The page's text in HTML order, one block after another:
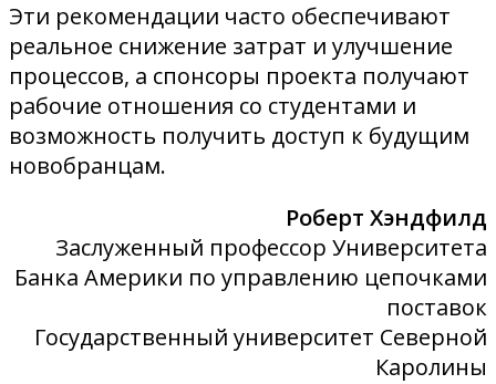
Эти рекомендации часто обеспечивают
реальное снижение затрат и улучшение
процессов, а спонсоры проекта получают
рабочие отношения со студентами и
возможность получить доступ к будущим
новобранцам.
Роберт Хэндфилд
Заслуженный профессор Университета
Банка Америки по управлению цепочками
поставок
Государственный университет Северной
Каролины